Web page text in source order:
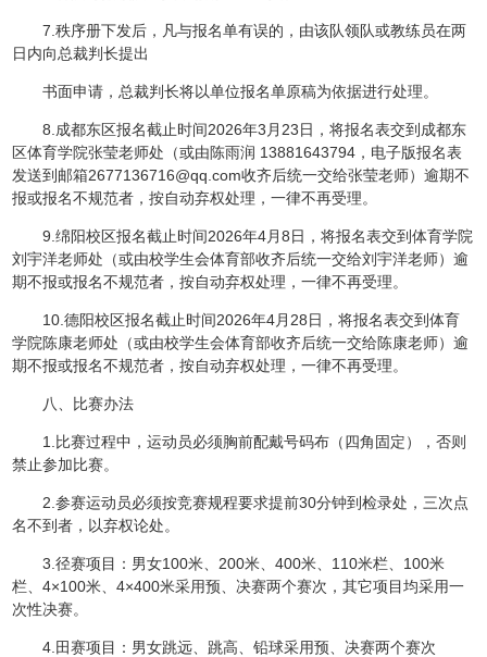
7.秩序册下发后，凡与报名单有误的，由该队领队或教练员在两
日内向总裁判长提出
书面申请，总裁判长将以单位报名单原稿为依据进行处理。
8.成都东区报名截止时间2026年3月23日，将报名表交到成都东
区体育学院张莹老师处（或由陈雨润 13881643794，电子版报名表
发送到邮箱2677136716@qq.com收齐后统一交给张莹老师）逾期不
报或报名不规范者，按自动弃权处理，一律不再受理。
9.绵阳校区报名截止时间2026年4月8日，将报名表交到体育学院
刘宇洋老师处（或由校学生会体育部收齐后统一交给刘宇洋老师）逾
期不报或报名不规范者，按自动弃权处理，一律不再受理。
10.德阳校区报名截止时间2026年4月28日，将报名表交到体育
学院陈康老师处（或由校学生会体育部收齐后统一交给陈康老师）逾
期不报或报名不规范者，按自动弃权处理，一律不再受理。
八、比赛办法
1.比赛过程中，运动员必须胸前配戴号码布（四角固定），否则
禁止参加比赛。
2.参赛运动员必须按竞赛规程要求提前30分钟到检录处，三次点
名不到者，以弃权论处。
3.径赛项目：男女100米、200米、400米、110米栏、100米
栏、4×100米、4×400米采用预、决赛两个赛次，其它项目均采用一
次性决赛。
4.田赛项目：男女跳远、跳高、铅球采用预、决赛两个赛次